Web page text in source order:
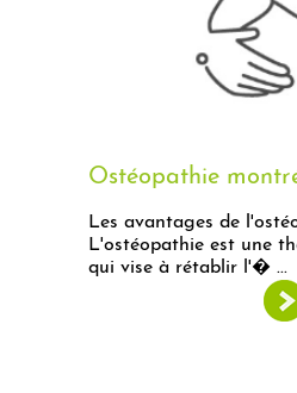
Ostéopathie
Les avantages de
L'ostéopathie est une
qui vise à rétablir l'� ...